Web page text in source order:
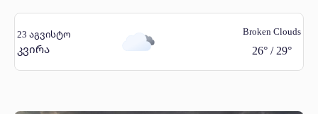
23 აგვისტო
კვირა
Broken Clouds
26°/29°